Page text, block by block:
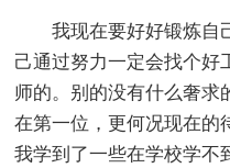
我现在要好好锻炼自
己通过努力一定会找个好
师的。别的没有什么奢求
在第一位，更何况现在的
我学到了一些在学校学不